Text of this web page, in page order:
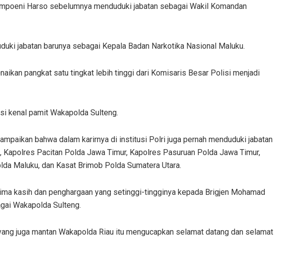
Harso sebelumnya menduduki jabatan sebagai Wakil Komandan
jabatan barunya sebagai Kepala Badan Narkotika Nasional Maluku.
pangkat satu tingkat lebih tinggi dari Komisaris Besar Polisi menjadi
kenal pamit Wakapolda Sulteng.
bahwa dalam karirnya di institusi Polri juga pernah menduduki jabatan
Pacitan Polda Jawa Timur, Kapolres Pasuruan Polda Jawa Timur,
Maluku, dan Kasat Brimob Polda Sumatera Utara.
kasih dan penghargaan yang setinggi-tingginya kepada Brigjen Mohamad
Wakapolda Sulteng.
juga mantan Wakapolda Riau itu mengucapkan selamat datang dan selamat